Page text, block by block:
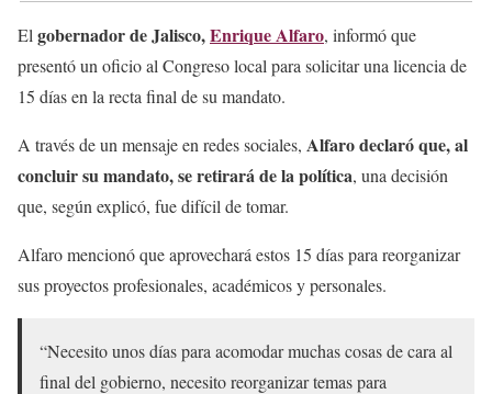
El gobernador de Jalisco,Enrique Alfaro, informó que
presentó un oficio al Congreso local para solicitar una licencia de
15 días en la recta final de su mandato.
A través de un mensaje en redes sociales, Alfaro declaró que, al
concluir su mandato, se retirará de la política, una decisión
que, según explicó, fue difícil de tomar.
Alfaro mencionó que aprovechará estos 15 días para reorganizar
sus proyectos profesionales, académicos y personales.
“Necesito unos días para acomodar muchas cosas de cara al
final del gobierno, necesito reorganizar temas para